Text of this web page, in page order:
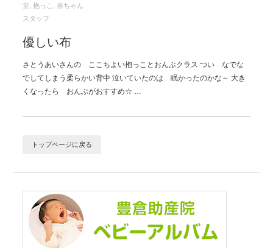
堂 ,抱っこ ,赤ちゃん
スタッフ
優しい布
さとうあいさんの ここちよい抱っことおんぶクラス つい なでな
でしてしまう柔らかい背中 泣いていたのは 眠かったのかな～ 大き
くなったら おんぶがおすすめ☆ …
トップページに戻る